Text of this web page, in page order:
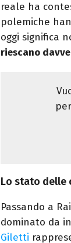
reale ha
polemiche
oggi significa
riescano
Lo stato delle
Passando a
dominato da
Giletti